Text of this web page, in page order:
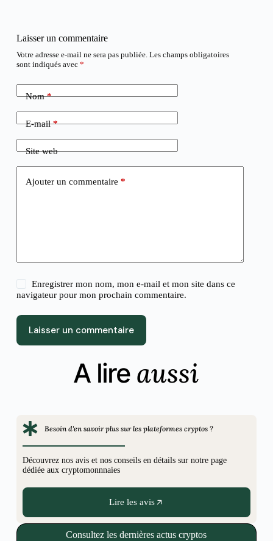
Laisser un commentaire
Votre adresse e-mail ne sera pas publiée. Les champs obligatoires
sont indiqués avec *
Nom*
E-mail*
Site web
Ajouter un commentaire *
Enregistrer mon nom, mon e-mail et mon site dans ce
navigateur pour mon prochain commentaire.
Laisser un commentaire
A lire aussi
Besoin d'en savoir plus sur les plateformes cryptos ?
Découvrez nos avis et nos conseils en détails sur notre page
dédiée aux cryptomonnnaies
Lire les avis
Consultez les dernières actus cryptos